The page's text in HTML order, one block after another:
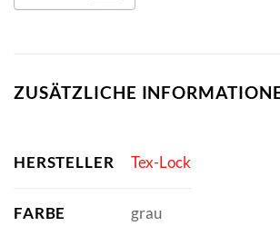
ZUSÄTZLICHE
HERSTELLER Tex-Lock
FARBE grau